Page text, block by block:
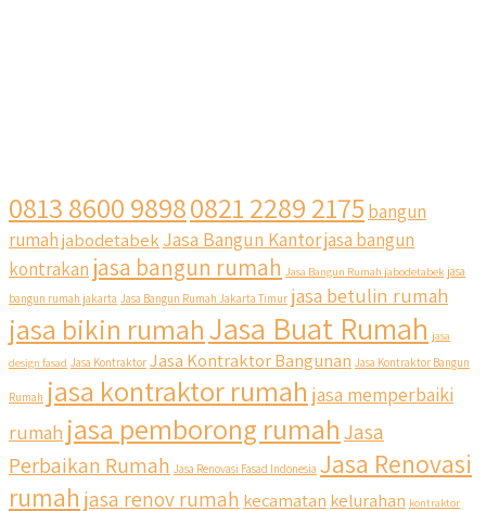
0813 8600 98980821 2289 2175 bangun
rumahjabodetabek Jasa Bangun Kantorjasa bangun
kontrakan jasa bangun rumah Jasa Bangun Rumah jabodetabek jasa
bangun rumah jakarta Jasa Bangun Rumah Jakarta Timur jasa betulin rumah
jasa bikin rumahJasa Buat Rumah jasa
design fasad Jasa Kontraktor Jasa Kontraktor Bangunan Jasa Kontraktor Bangun
Rumah jasa kontraktor rumah jasa memperbaiki
rumah jasa pemborong rumahJasa
Perbaikan Rumah Jasa Renovasi Fasad Indonesia Jasa Renovasi
rumah jasa renov rumah kecamatan kelurahan kontraktor